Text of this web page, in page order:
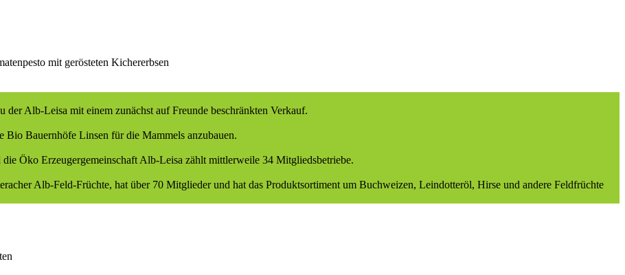
mit gerösteten Kichererbsen
Alb-Leisa mit einem zunächst auf Freunde beschränkten Verkauf.
Bauernhöfe Linsen für die Mammels anzubauen.
Öko Erzeugergemeinschaft Alb-Leisa zählt mittlerweile 34 Mitgliedsbetriebe.
Alb-Feld-Früchte, hat über 70 Mitglieder und hat das Produktsortiment um Buchweizen, Leindotteröl, Hirse und andere Feldfrüchte